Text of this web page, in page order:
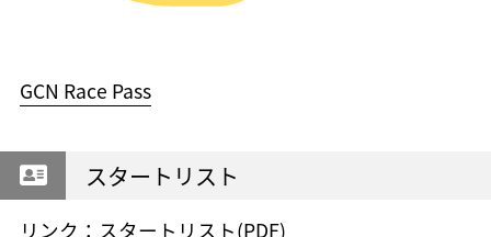
GCN Race Pass
スタートリスト
リンク：スタートリスト(PDF)